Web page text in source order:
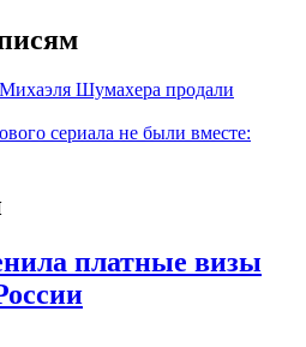
Шумахера продали
сериала не были вместе:
платные визы